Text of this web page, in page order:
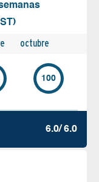
octubre
100
6.0/ 6.0